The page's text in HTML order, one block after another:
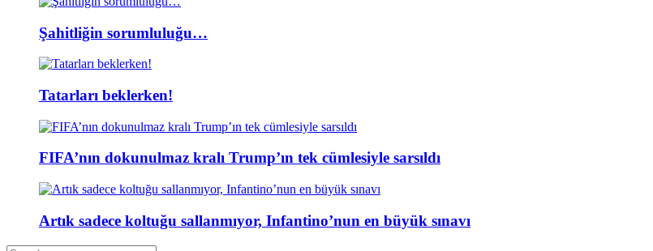
Şahitliğin sorumluluğu…
Tatarları beklerken!
FIFA’nın dokunulmaz kralı Trump’ın tek cümlesiyle sarsıldı
Artık sadece koltuğu sallanmıyor, Infantino’nun en büyük sınavı